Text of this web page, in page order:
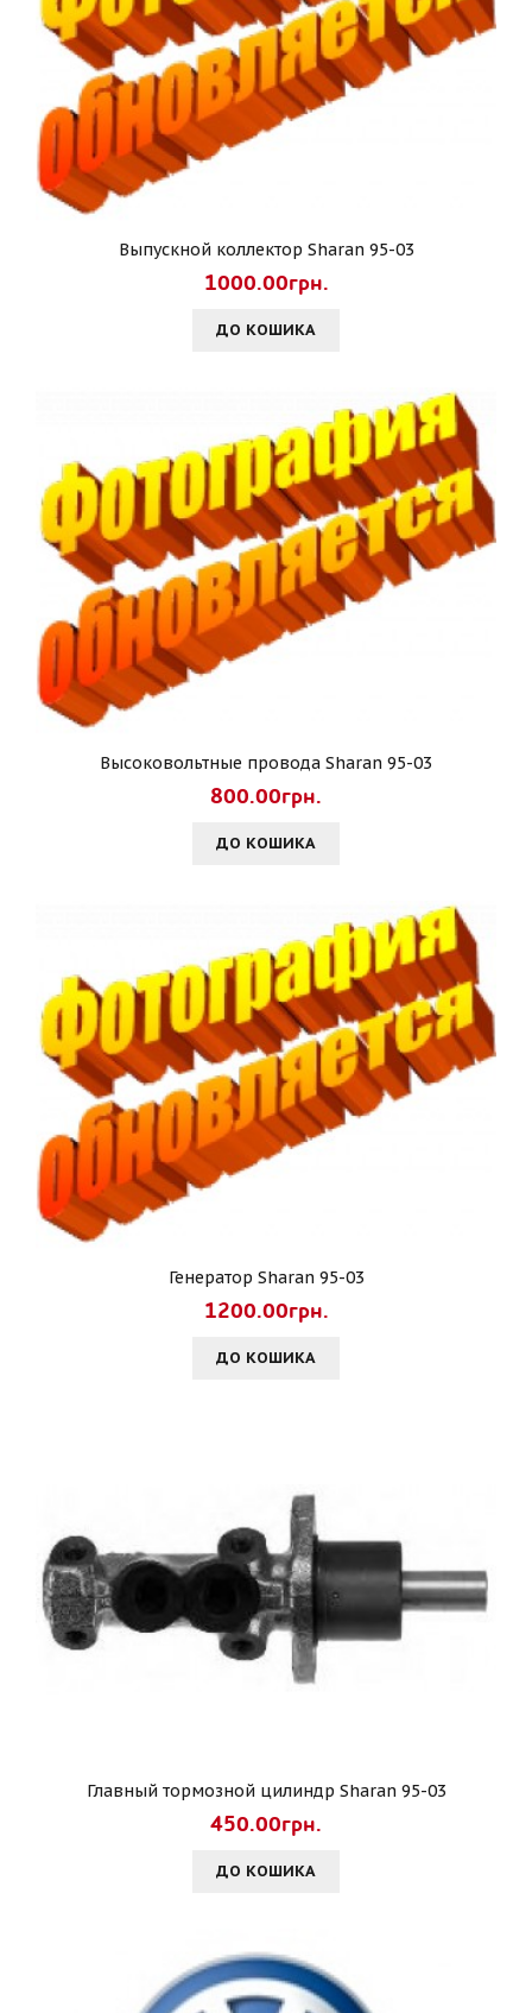
Выпускной коллектор Sharan 95-03
1000.00грн.
ДО КОШИКА
Высоковольтные провода Sharan 95-03
800.00грн.
ДО КОШИКА
Генератор Sharan 95-03
1200.00грн.
ДО КОШИКА
Главный тормозной цилиндр Sharan 95-03
450.00грн.
ДО КОШИКА